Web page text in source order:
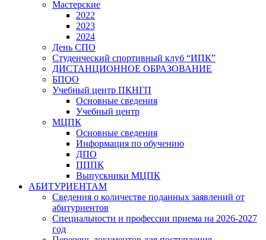
Мастерские
2022
2023
2024
День СПО
Студенческий спортивный клуб “ИПК”
ДИСТАНЦИОННОЕ ОБРАЗОВАНИЕ
БПОО
Учебный центр ПКНГП
Основные сведения
Учебный центр
МЦПК
Основные сведения
Информация по обучению
ДПО
ПППК
Выпускники МЦПК
АБИТУРИЕНТАМ
Сведения о количестве поданных заявлений от
абитуриентов
Специальности и профессии приема на 2026-2027
год